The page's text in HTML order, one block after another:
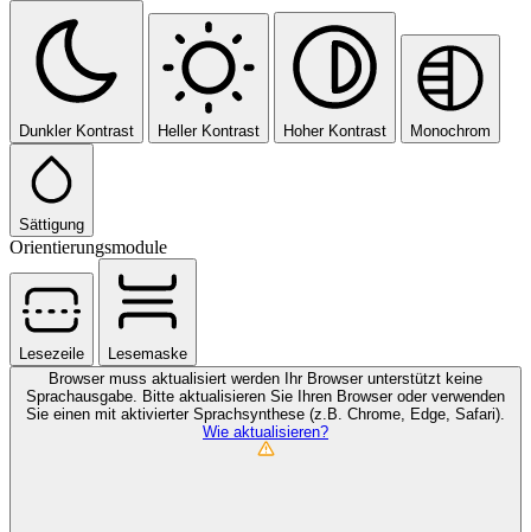
Dunkler Kontrast Heller Kontrast Hoher Kontrast Monochrom
Sättigung
Orientierungsmodule
Lesezeile
Lesemaske
Browser muss aktualisiert werden Ihr Browser unterstützt keine
Sprachausgabe. Bitte aktualisieren Sie Ihren Browser oder verwenden
Sie einen mit aktivierter Sprachsynthese (z.B. Chrome, Edge, Safari).
Wie aktualisieren?